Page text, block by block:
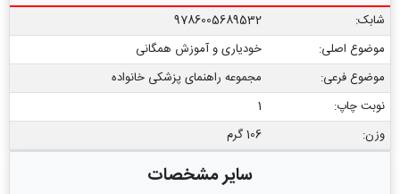
شابک:
9786005689532
موضوع اصلی:
خودیاری و آموزش همگانی
موضوع فرعی:
مجموعه راهنمای پزشکی خانواده
نوبت چاپ:
1
وزن:
106 گرم
سایر مشخصات